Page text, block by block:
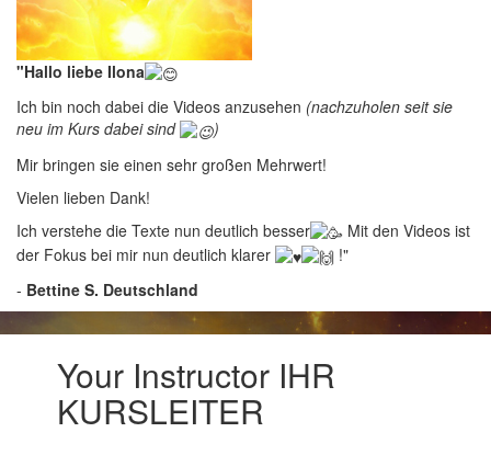
"Hallo liebe Ilona
Ich bin noch dabei die Videos anzusehen (nachzuholen seit sie
neu im Kurs dabei sind
)
Mir bringen sie einen sehr großen Mehrwert!
Vielen lieben Dank!
Ich verstehe die Texte nun deutlich besser
Mit den Videos ist
der Fokus bei mir nun deutlich klarer
!"
- Bettine S. Deutschland
Your Instructor IHR
KURSLEITER